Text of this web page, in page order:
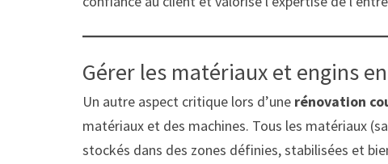
Gérer les matériaux et engins
Un autre aspect critique lors d’une rénovation
matériaux et des machines. Tous les matériaux
stockés dans des zones définies, stabilisées et